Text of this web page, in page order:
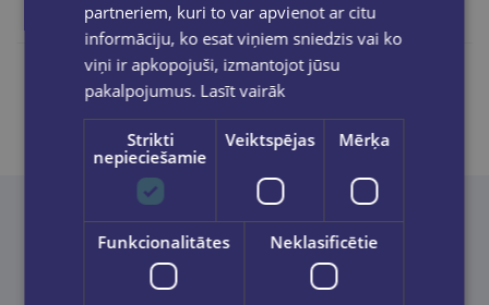
Neatradi to, ko meklēji? Palīdzēsim!
partneriem, kuri to var apvienot ar citu
informāciju, ko esat viņiem sniedzis vai ko
viņi ir apkopojuši, izmantojot jūsu
pakalpojumus. Lasīt vairāk
Strikti
nepieciešamie
Veiktspējas Mērķa
Funkcionalitātes Neklasificētie